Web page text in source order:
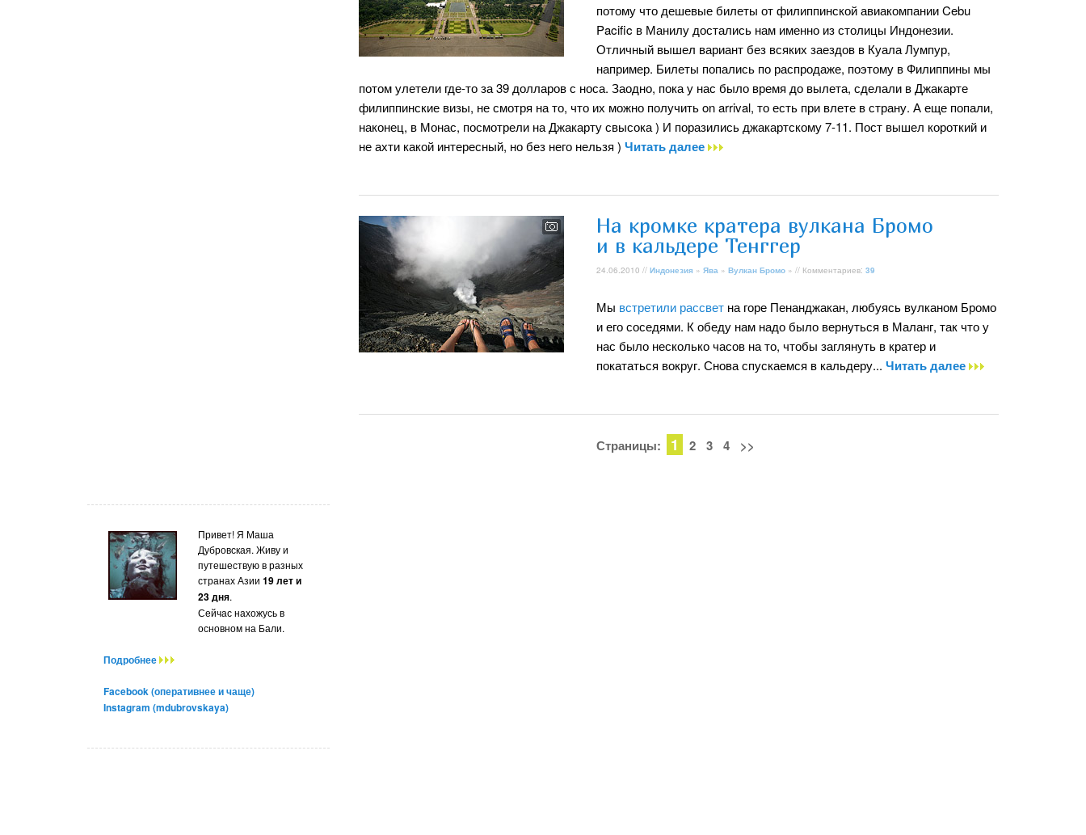
потому что дешевые билеты от филиппинской авиакомпании Cebu
Pacific в Манилу достались нам именно из столицы Индонезии.
Отличный вышел вариант без всяких заездов в Куала Лумпур,
например. Билеты попались по распродаже, поэтому в Филиппины мы
потом улетели где-то за 39 долларов с носа. Заодно, пока у нас было время до вылета, сделали в Джакарте
филиппинские визы, не смотря на то, что их можно получить on arrival, то есть при влете в страну. А еще попали,
наконец, в Монас, посмотрели на Джакарту свысока ) И поразились джакартскому 7-11. Пост вышел короткий и
не ахти какой интересный, но без него нельзя ) Читать далее
На кромке кратера вулкана Бромо
и в кальдере Тенггер
24.06.2010 // Индонезия » Ява » Вулкан Бромо » // Комментариев: 39
Мы встретили рассвет на горе Пенанджакан, любуясь вулканом Бромо
и его соседями. К обеду нам надо было вернуться в Маланг, так что у
нас было несколько часов на то, чтобы заглянуть в кратер и
покататься вокруг. Снова спускаемся в кальдеру... Читать далее
Страницы: 1 2 3 4 >>
Привет! Я Маша
Дубровская. Живу и
путешествую в разных
странах Азии 19 лет и
23 дня.
Сейчас нахожусь в
основном на Бали.
Подробнее
Facebook (оперативнее и чаще)
Instagram (mdubrovskaya)